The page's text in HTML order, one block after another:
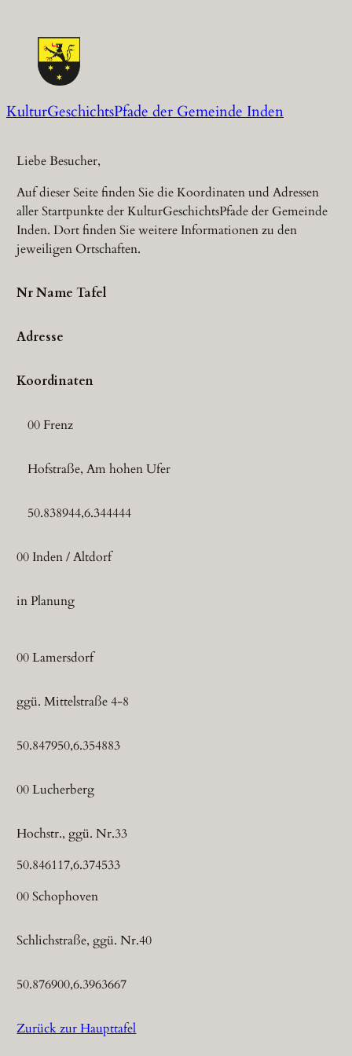
Inhalt
springen
KulturGeschichtsPfade der Gemeinde Inden
Liebe Besucher,
Auf dieser Seite finden Sie die Koordinaten und Adressen
aller Startpunkte der KulturGeschichtsPfade der Gemeinde
Inden. Dort finden Sie weitere Informationen zu den
jeweiligen Ortschaften.
Nr Name Tafel
Adresse
Koordinaten
00 Frenz
Hofstraße, Am hohen Ufer
50.838944,6.344444
00 Inden / Altdorf
in Planung
00 Lamersdorf
ggü. Mittelstraße 4-8
50.847950,6.354883
00 Lucherberg
Hochstr., ggü. Nr.33
50.846117,6.374533
00 Schophoven
Schlichstraße, ggü. Nr.40
50.876900,6.3963667
Zurück zur Haupttafel